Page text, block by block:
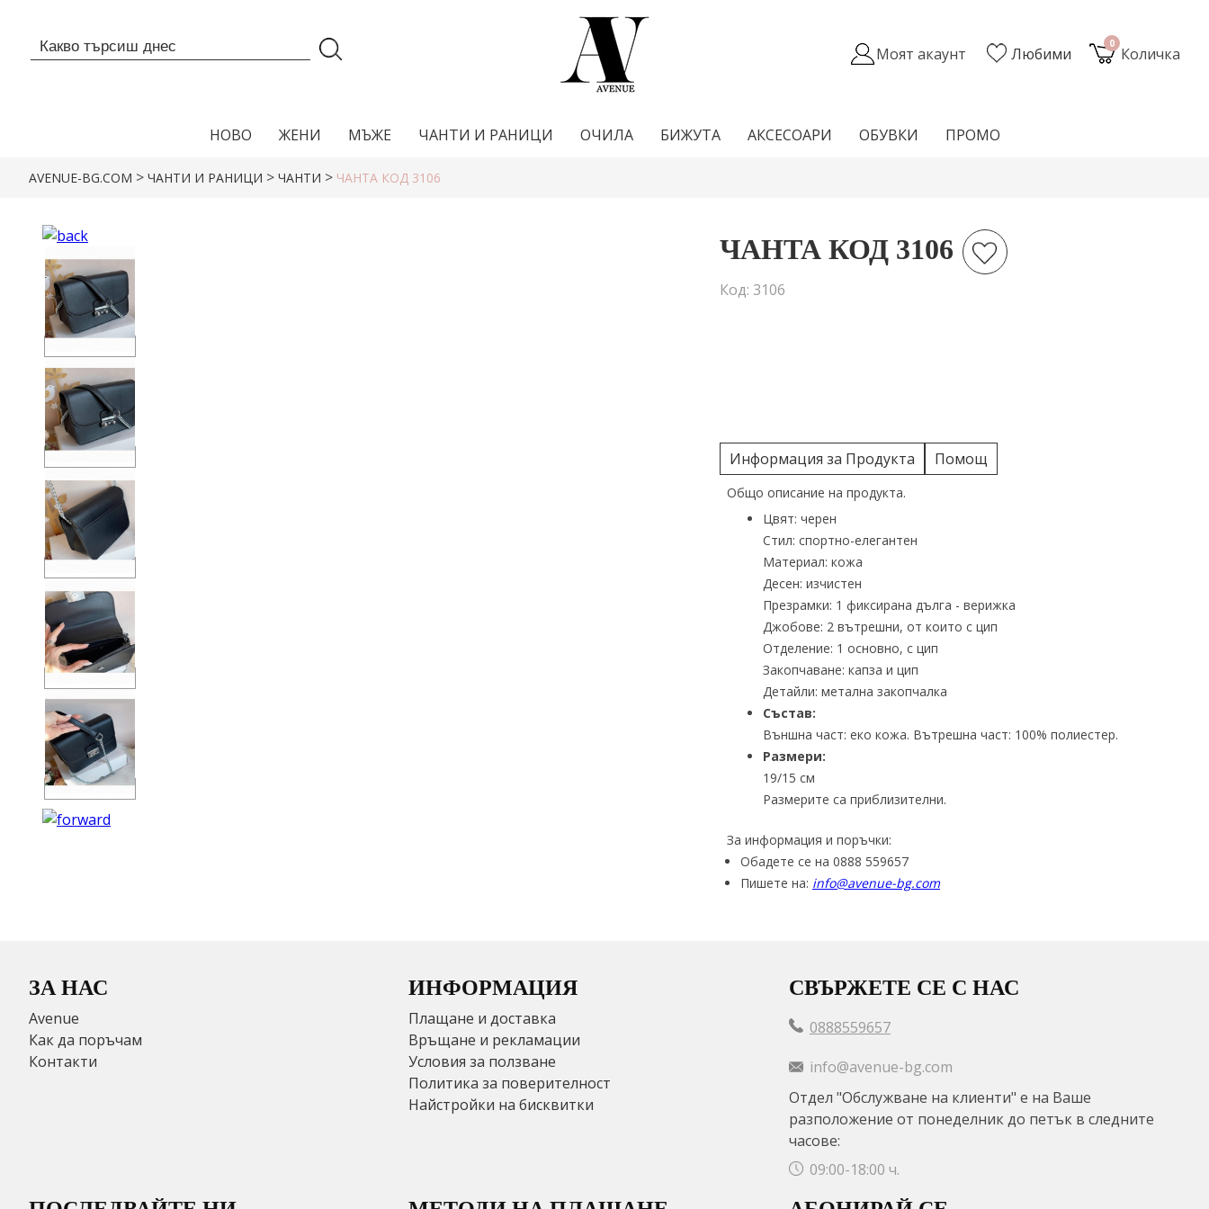
0
Количка
Любими
Моят акаунт
НОВО ЖЕНИ МЪЖЕ ЧАНТИ И РАНИЦИ ОЧИЛА БИЖУТА АКСЕСОАРИ ОБУВКИ ПРОМО
AVENUE-BG.COM > ЧАНТИ И РАНИЦИ > ЧАНТИ > ЧАНТА КОД 3106
ЧАНТА КОД 3106
Код: 3106
Информация за Продукта Помощ
Общо описание на продукта.
Цвят: черен
Стил: спортно-елегантен
Материал: кожа
Десен: изчистен
Презрамки: 1 фиксирана дълга - верижка
Джобове: 2 вътрешни, от които с цип
Отделение: 1 основно, с цип
Закопчаване: капза и цип
Детайли: метална закопчалка
Състав:
Външна част: еко кожа. Вътрешна част: 100% полиестер.
Размери:
19/15 см
Размерите са приблизителни.
За информация и поръчки:
Обадете се на 0888 559657
Пишете на: info@avenue-bg.com
ЗА НАС
Avenue
Как да поръчам
Контакти
ИНФОРМАЦИЯ
Плащане и доставка
Връщане и рекламации
Условия за ползване
Политика за поверителност
Найстройки на бисквитки
СВЪРЖЕТЕ СЕ С НАС
0888559657
info@avenue-bg.com
Отдел "Обслужване на клиенти" е на Ваше
разположение от понеделник до петък в следните
часове:
09:00-18:00 ч.